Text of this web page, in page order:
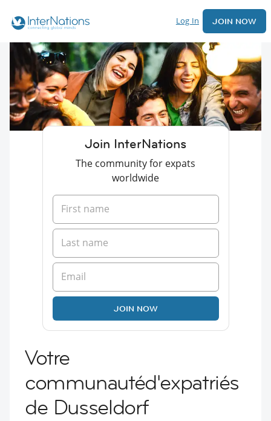
Log In JOIN NOW
Join InterNations
The community for expats
worldwide
JOIN NOW
Votre
communautéd'expatriés
de Dusseldorf